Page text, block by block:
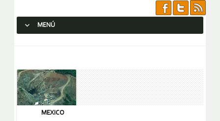
MENÚ
MEXICO